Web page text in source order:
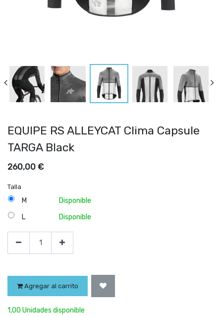
EQUIPE RS ALLEYCAT Clima Capsule
TARGA Black
260,00 €
Talla
M
Disponible
L
Disponible
Agregar al carrito
1,00 Unidades disponible